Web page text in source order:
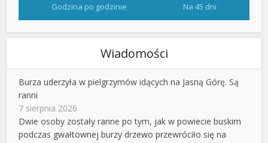
Godzina po godzinie Na 45 dni
Wiadomości
Burza uderzyła w pielgrzymów idących na Jasną Górę. Są
ranni
7 sierpnia 2026
Dwie osoby zostały ranne po tym, jak w powiecie buskim
podczas gwałtownej burzy drzewo przewróciło się na